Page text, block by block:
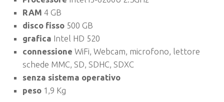
RAM 4 GB
disco fisso 500 GB
grafica Intel HD 520
connessione WiFi, Webcam, microfono, lettore
schede MMC, SD, SDHC, SDXC
senza sistema operativo
peso 1,9 Kg